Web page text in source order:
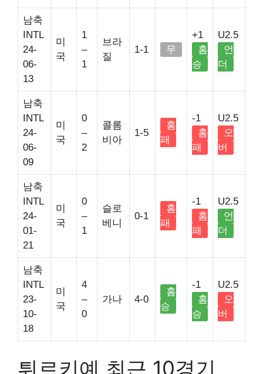
남축
INTL
24-
06-
13
미
국
1
–
1
브라
질
1-1 무
+1
홈
승
U2.5
언
더
남축
INTL
24-
06-
09
미
국
0
–
2
콜롬
비아
1-5
홈
패
-1
홈
패
U2.5
오
버
남축
INTL
24-
01-
21
미
국
0
–
1
슬로
베니
0-1
홈
패
-1
홈
패
U2.5
언
더
남축
INTL
23-
10-
18
미
국
4
–
0
가나 4-0
홈
승
-1
홈
승
U2.5
오
버
튀르키예 최근 10경기